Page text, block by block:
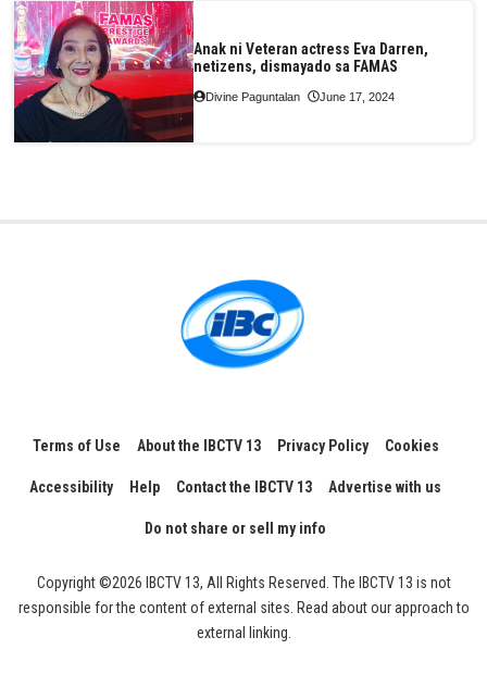
Anak ni Veteran actress Eva Darren,
netizens, dismayado sa FAMAS
Divine Paguntalan June 17, 2024
Terms of Use About the IBCTV 13 Privacy Policy Cookies
Accessibility Help Contact the IBCTV 13 Advertise with us
Do not share or sell my info
Copyright ©2026 IBCTV 13, All Rights Reserved. The IBCTV 13 is not
responsible for the content of external sites. Read about our approach to
external linking.